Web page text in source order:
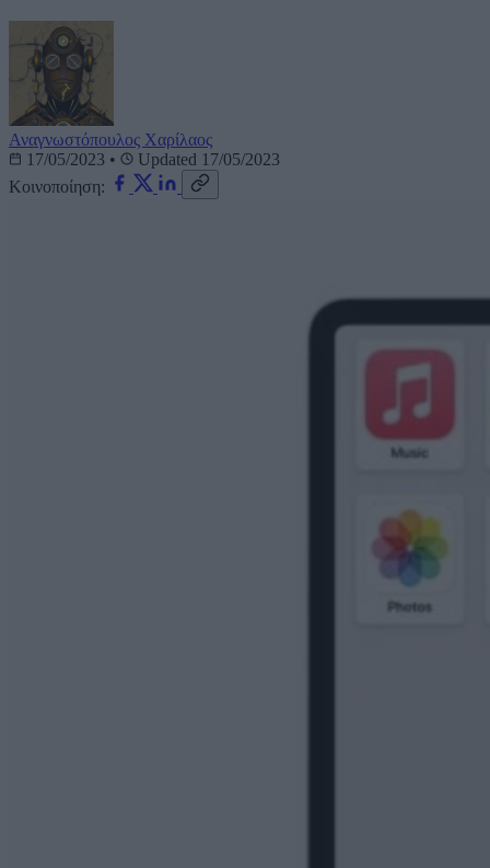
Αναγνωστόπουλος Χαρίλαος
17/05/2023 •
Updated 17/05/2023
Κοινοποίηση: